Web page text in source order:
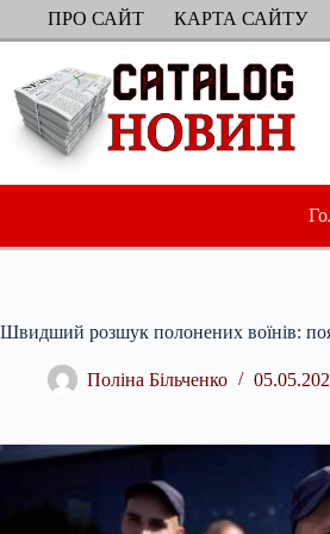
ПерейтиПРО САЙТ КАРТА САЙТУ
Швидший розшук полонених воїнів:
Поліна Більченко